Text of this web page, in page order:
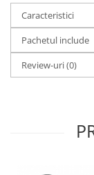
Grip-uri
Telecomenzi
LCD protectie
Recordere audio
Acumulatori AA/
Caracteristici
Pachetul include
Review-uri(0)